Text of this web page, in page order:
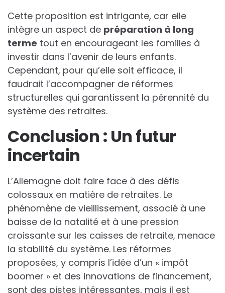
Cette proposition est intrigante, car elle
intègre un aspect de préparation à long
terme tout en encourageant les familles à
investir dans l’avenir de leurs enfants.
Cependant, pour qu’elle soit efficace, il
faudrait l’accompagner de réformes
structurelles qui garantissent la pérennité du
système des retraites.
Conclusion : Un futur
incertain
L’Allemagne doit faire face à des défis
colossaux en matière de retraites. Le
phénomène de vieillissement, associé à une
baisse de la natalité et à une pression
croissante sur les caisses de retraite, menace
la stabilité du système. Les réformes
proposées, y compris l’idée d’un « impôt
boomer » et des innovations de financement,
sont des pistes intéressantes, mais il est